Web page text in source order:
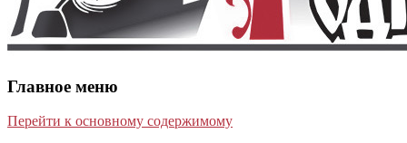
Главное меню
Перейти к основному содержимому